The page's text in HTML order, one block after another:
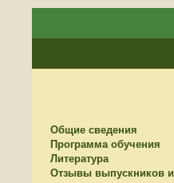
Общие сведения
Программа обучения
Литература
Отзывы выпускников и